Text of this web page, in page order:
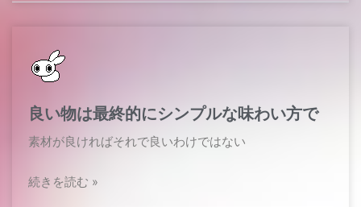
良い物は最終的にシンプルな味わい方で
素材が良ければそれで良いわけではない​
続きを読む »